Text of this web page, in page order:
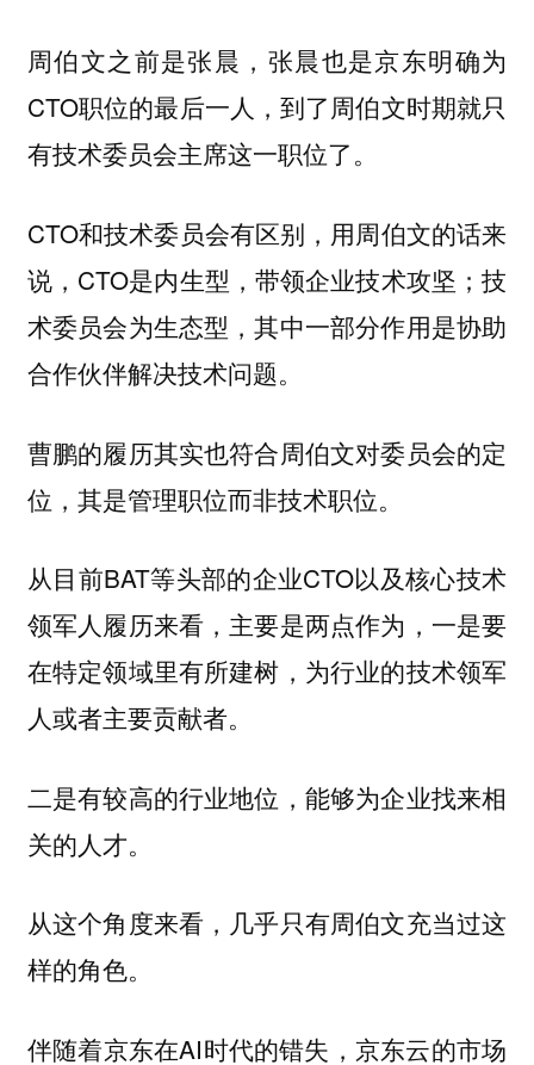
周伯文之前是张晨，张晨也是京东明确为
CTO职位的最后一人，到了周伯文时期就只
有技术委员会主席这一职位了。
CTO和技术委员会有区别，用周伯文的话来
说，CTO是内生型，带领企业技术攻坚；技
术委员会为生态型，其中一部分作用是协助
合作伙伴解决技术问题。
曹鹏的履历其实也符合周伯文对委员会的定
位，其是管理职位而非技术职位。
从目前BAT等头部的企业CTO以及核心技术
领军人履历来看，主要是两点作为，一是要
在特定领域里有所建树，为行业的技术领军
人或者主要贡献者。
二是有较高的行业地位，能够为企业找来相
关的人才。
从这个角度来看，几乎只有周伯文充当过这
样的角色。
伴随着京东在AI时代的错失，京东云的市场